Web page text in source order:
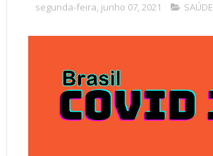
segunda-feira, junho 07, 2021 SAÚDE